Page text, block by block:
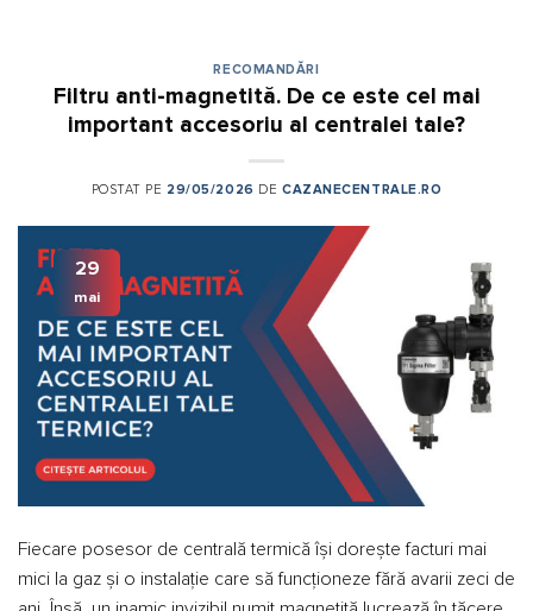
RECOMANDĂRI
Filtru anti-magnetită. De ce este cel mai
important accesoriu al centralei tale?
POSTAT PE 29/05/2026 DE CAZANECENTRALE.RO
29
mai
Fiecare posesor de centrală termică își dorește facturi mai
mici la gaz și o instalație care să funcționeze fără avarii zeci de